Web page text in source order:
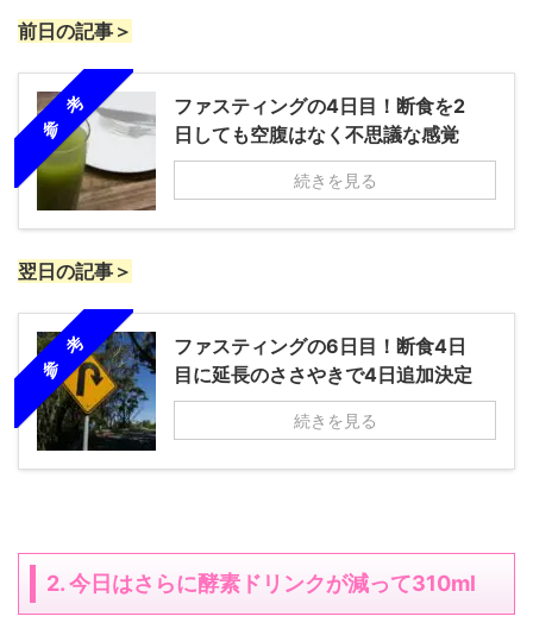
前日の記事＞
参 考
ファスティングの4日目！断食を2
日しても空腹はなく不思議な感覚
続きを見る
翌日の記事＞
参 考
ファスティングの6日目！断食4日
目に延長のささやきで4日追加決定
続きを見る
2. 今日はさらに酵素ドリンクが減って310ml